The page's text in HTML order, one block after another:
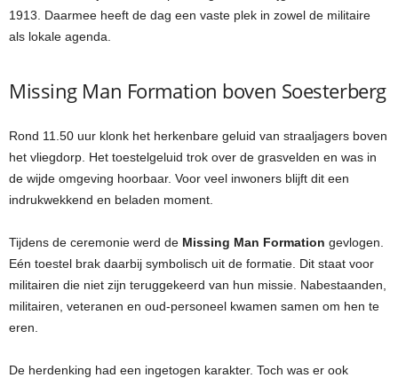
1913. Daarmee heeft de dag een vaste plek in zowel de militaire
als lokale agenda.
Missing Man Formation boven Soesterberg
Rond 11.50 uur klonk het herkenbare geluid van straaljagers boven
het vliegdorp. Het toestelgeluid trok over de grasvelden en was in
de wijde omgeving hoorbaar. Voor veel inwoners blijft dit een
indrukwekkend en beladen moment.
Tijdens de ceremonie werd de Missing Man Formation gevlogen.
Eén toestel brak daarbij symbolisch uit de formatie. Dit staat voor
militairen die niet zijn teruggekeerd van hun missie. Nabestaanden,
militairen, veteranen en oud-personeel kwamen samen om hen te
eren.
De herdenking had een ingetogen karakter. Toch was er ook